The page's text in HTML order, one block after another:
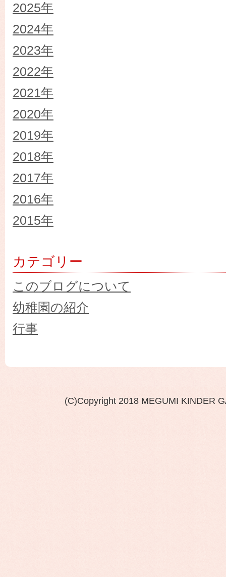
2025年
2024年
2023年
2022年
2021年
2020年
2019年
2018年
2017年
2016年
2015年
カテゴリー
このブログについて
幼稚園の紹介
行事
(C)Copyright 2018 MEGUMI KINDER